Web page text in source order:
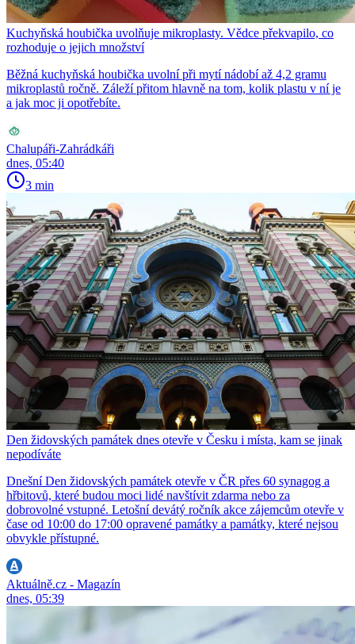
Kuchyňská houbička uvolňuje mikroplasty. Vědce překvapilo, co
rozhoduje o jejich množství
Běžná kuchyňská houbička uvolní při mytí nádobí až 4,2 gramu
mikroplastů ročně. Záleží přitom hlavně na tom, kolik plastu v ní je
a jak moc ji opotřebíte.
Chalupáři-Zahrádkáři
dnes, 05:40
3 min
Den židovských památek dnes otevře v Česku i místa, kam se jinak
nepodíváte
Dnešní Den židovských památek otevře v ČR přes 60 synagog a
hřbitovů, které budou moci lidé navštívit zdarma nebo za
dobrovolné vstupné. Letošní devátý ročník akce zájemcům otevře v
čase od 10:00 do 17:00 opravené památky a památky, které nejsou
obvykle přístupné.
Aktuálně.cz - Magazín
dnes, 05:39